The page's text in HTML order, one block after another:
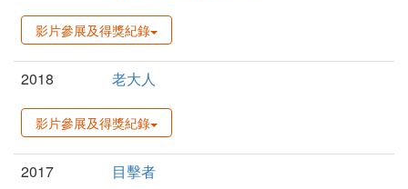
影片參展及得獎紀錄
2018 老大人
影片參展及得獎紀錄
2017 目擊者